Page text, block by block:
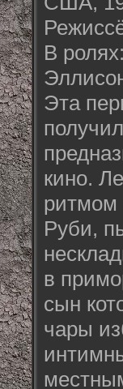
В
Эта
кино.
ритмом
Руби,
в
сын
чары